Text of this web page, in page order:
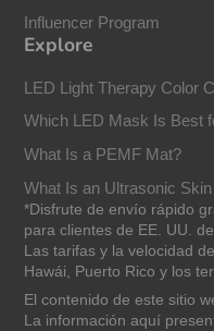
Influencer Program
Explore
LED Light Therapy Color
Which LED Mask Is Best
What Is a PEMF Mat?
What Is an Ultrasonic
*Disfrute de envío rápido
para clientes de EE. UU.
Las tarifas y la velocidad
Hawái, Puerto Rico y los
El contenido de este sitio
La información aquí